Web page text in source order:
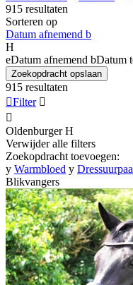
915 resultaten
Sorteren op
Datum afnemend b
H
eDatum afnemend bDatum
Zoekopdracht opslaan
915 resultaten
Filter 

Oldenburger H
Verwijder alle filters
Zoekopdracht toevoegen:
y Warmbloed y
Blikvangers